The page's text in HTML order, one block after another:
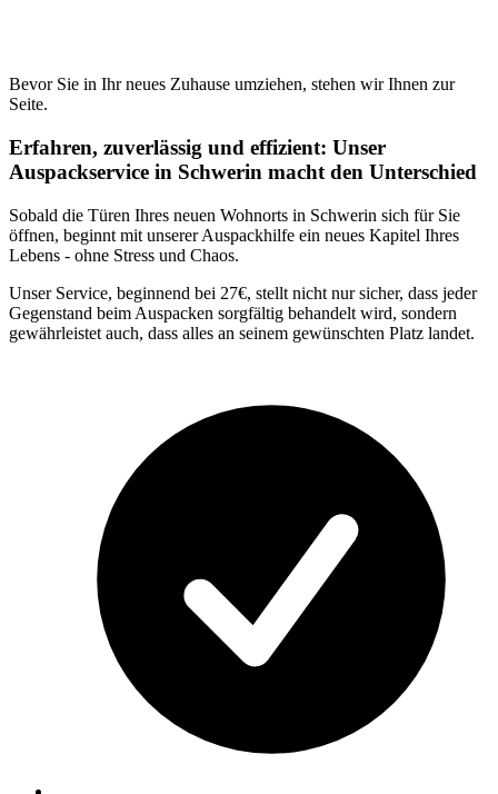
Bevor Sie in Ihr neues Zuhause umziehen, stehen wir Ihnen zur
Seite.
Erfahren, zuverlässig und effizient: Unser
Auspackservice in Schwerin macht den Unterschied
Sobald die Türen Ihres neuen Wohnorts in Schwerin sich für Sie
öffnen, beginnt mit unserer Auspackhilfe ein neues Kapitel Ihres
Lebens - ohne Stress und Chaos.
Unser Service, beginnend bei 27€, stellt nicht nur sicher, dass jeder
Gegenstand beim Auspacken sorgfältig behandelt wird, sondern
gewährleistet auch, dass alles an seinem gewünschten Platz landet.